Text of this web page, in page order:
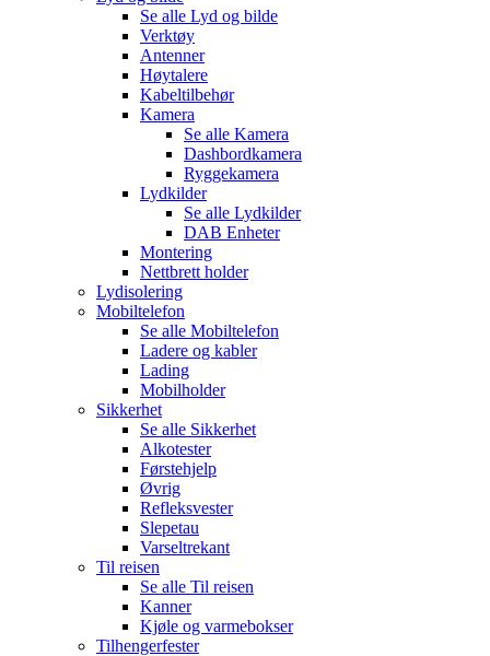
Se alle Lyd og bilde
Verktøy
Antenner
Høytalere
Kabeltilbehør
Kamera
Se alle Kamera
Dashbordkamera
Ryggekamera
Lydkilder
Se alle Lydkilder
DAB Enheter
Montering
Nettbrett holder
Lydisolering
Mobiltelefon
Se alle Mobiltelefon
Ladere og kabler
Lading
Mobilholder
Sikkerhet
Se alle Sikkerhet
Alkotester
Førstehjelp
Øvrig
Refleksvester
Slepetau
Varseltrekant
Til reisen
Se alle Til reisen
Kanner
Kjøle og varmebokser
Tilhengerfester